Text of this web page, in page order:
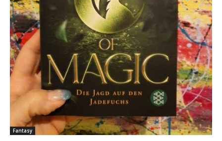
Fantasy